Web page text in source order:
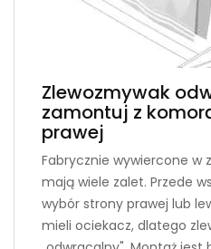
Zlewozmywak
zamontuj z
prawej
Fabrycznie wywiercone w
mają wiele zalet. Przede
wybór strony prawej lub
mieli ociekacz, dlatego